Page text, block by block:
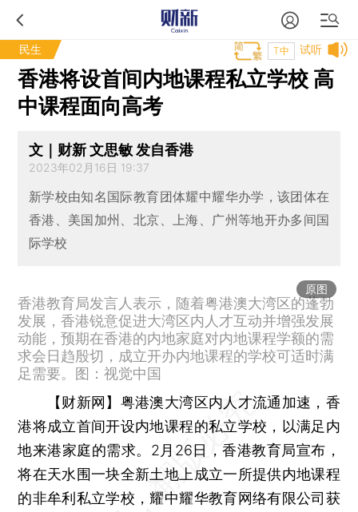
民生 试听
T中
香港将设首间内地课程私立学校 高
中课程面向高考
文｜财新 文思敏 发自香港
2023年02月16日 19:37
新学校由知名国际教育团体耀中耀华办学，该团体在
香港、美国加州、北京、上海、广州等地开办多间国
际学校
原图
香港教育局发言人表示，随着粤港澳大湾区的蓬勃
发展，香港锐意促进大湾区内人才互动并增强发展
动能，预期在香港的内地家庭对内地课程学额的需
求会日趋殷切，成立开办内地课程的学校可适时满
足需要。图：视觉中国
【财新网】 粤港澳大湾区内人才流通加速，香
港将成立首间开设内地课程的私立学校，以满足内
地来港家庭的需求。2月26日，香港教育局宣布，
将在天水围一块全新土地上成立一所提供内地课程
的非牟利私立学校，耀中耀华教育网络有限公司获